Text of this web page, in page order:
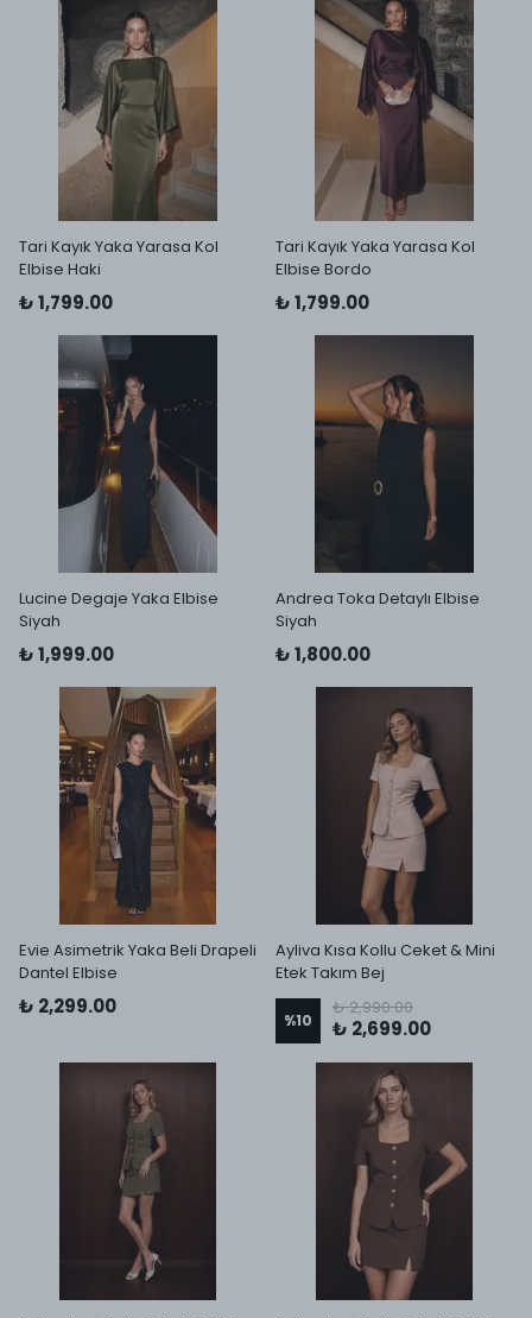
Tari Kayık Yaka Yarasa Kol
Elbise Haki
₺ 1,799.00
Tari Kayık Yaka Yarasa Kol
Elbise Bordo
₺ 1,799.00
Lucine Degaje Yaka Elbise
Siyah
₺ 1,999.00
Andrea Toka Detaylı Elbise
Siyah
₺ 1,800.00
Evie Asimetrik Yaka Beli Drapeli
Dantel Elbise
₺ 2,299.00
Ayliva Kısa Kollu Ceket & Mini
Etek Takım Bej
%10
₺ 2,990.00
₺ 2,699.00